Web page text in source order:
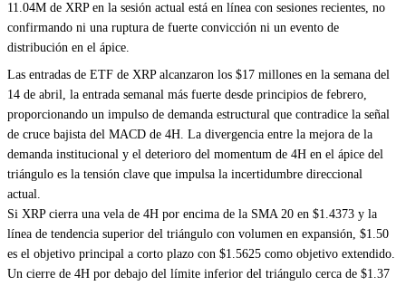
11.04M de XRP en la sesión actual está en línea con sesiones recientes, no
confirmando ni una ruptura de fuerte convicción ni un evento de
distribución en el ápice.
Las entradas de ETF de XRP alcanzaron los $17 millones en la semana del
14 de abril, la entrada semanal más fuerte desde principios de febrero,
proporcionando un impulso de demanda estructural que contradice la señal
de cruce bajista del MACD de 4H. La divergencia entre la mejora de la
demanda institucional y el deterioro del momentum de 4H en el ápice del
triángulo es la tensión clave que impulsa la incertidumbre direccional
actual.
Si XRP cierra una vela de 4H por encima de la SMA 20 en $1.4373 y la
línea de tendencia superior del triángulo con volumen en expansión, $1.50
es el objetivo principal a corto plazo con $1.5625 como objetivo extendido.
Un cierre de 4H por debajo del límite inferior del triángulo cerca de $1.37